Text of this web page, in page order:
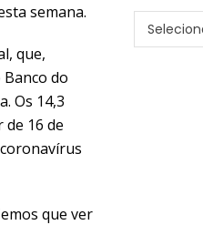
semana.
que,
do
Os 14,3
16 de
que ver
Arquivos